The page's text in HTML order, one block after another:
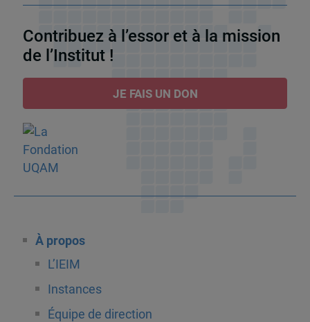
Contribuez à l’essor et à la mission
de l’Institut !
JE FAIS UN DON
À propos
L’IEIM
Instances
Équipe de direction